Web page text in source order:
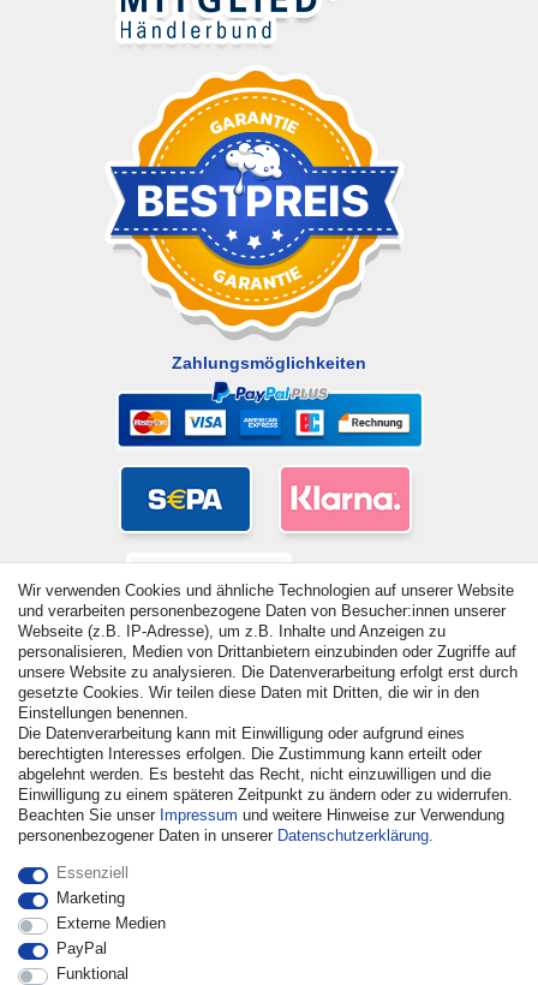
Zahlungsmöglichkeiten
© Copyright 2026 | Alle Rechte vorbehalten. - Alle Rechte
vorbehalten. Preisangaben inkl. gesetzl. 19% MwSt. |
Grundpreise siehe Artikeldetail | *Gilt für Lieferungen nach
Deutschland!
Vertrag widerrufen Kontakt
Wir verwenden Cookies und ähnliche Technologien auf unserer Website
und verarbeiten personenbezogene Daten von Besucher:innen unserer
Webseite (z.B. IP-Adresse), um z.B. Inhalte und Anzeigen zu
personalisieren, Medien von Drittanbietern einzubinden oder Zugriffe auf
unsere Website zu analysieren. Die Datenverarbeitung erfolgt erst durch
gesetzte Cookies. Wir teilen diese Daten mit Dritten, die wir in den
Einstellungen benennen.
Die Datenverarbeitung kann mit Einwilligung oder aufgrund eines
berechtigten Interesses erfolgen. Die Zustimmung kann erteilt oder
abgelehnt werden. Es besteht das Recht, nicht einzuwilligen und die
Einwilligung zu einem späteren Zeitpunkt zu ändern oder zu widerrufen.
Beachten Sie unser Impressum und weitere Hinweise zur Verwendung
personenbezogener Daten in unserer Daten­schutz­erklärung.
Essenziell
Marketing
Externe Medien
PayPal
Funktional